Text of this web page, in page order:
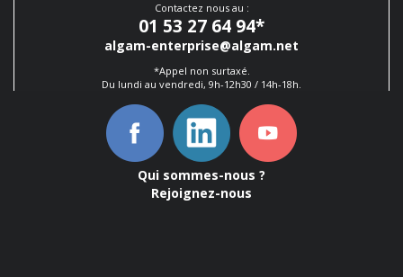
Contactez nous au :
01 53 27 64 94*
algam-enterprise@algam.net
*Appel non surtaxé.
Du lundi au vendredi, 9h-12h30 / 14h-18h.
Qui sommes-nous ?
Rejoignez-nous